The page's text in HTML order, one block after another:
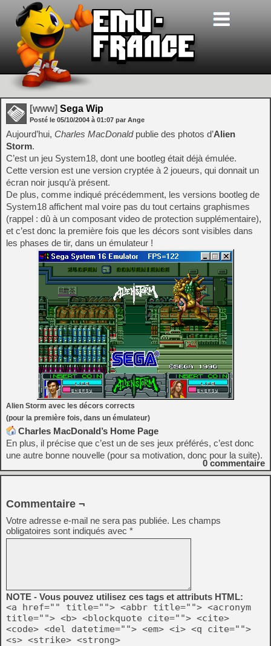
[www] Sega Wip
Posté le 05/10/2004 à 01:07 par Ange
Aujourd’hui, Charles MacDonaldpublie des photos d’Alien
Storm.
C’est un jeu System18, dont une bootleg était déjà émulée.
Cette version est une version cryptée à 2 joueurs, qui donnait un
écran noir jusqu’à présent.
De plus, comme indiqué précédemment, les versions bootleg de
System18 affichent mal voire pas du tout certains graphismes
(rappel : dû à un composant video de protection supplémentaire),
et c’est donc la première fois que les décors sont visibles dans
les phases de tir, dans un émulateur !
Alien Storm avec les décors corrects
(pour la première fois, dans un émulateur)
Charles MacDonald’s Home Page
En plus, il précise que c’est un de ses jeux préférés, c’est donc
une autre bonne nouvelle (pour sa motivation, donc pour la suite).
0 commentaire
Commentaire ¬
Votre adresse e-mail ne sera pas publiée. Les champs
obligatoires sont indiqués avec *
NOTE - Vous pouvez utilisez ces tags et attributs HTML:
<a href="" title=""> <abbr title=""> <acronym
title=""> <b> <blockquote cite=""> <cite>
<code> <del datetime=""> <em> <i> <q cite="">
<s> <strike> <strong>